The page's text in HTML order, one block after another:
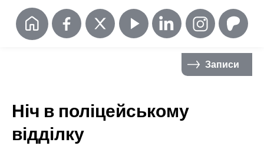
Записи
Ніч в поліцейському
відділку